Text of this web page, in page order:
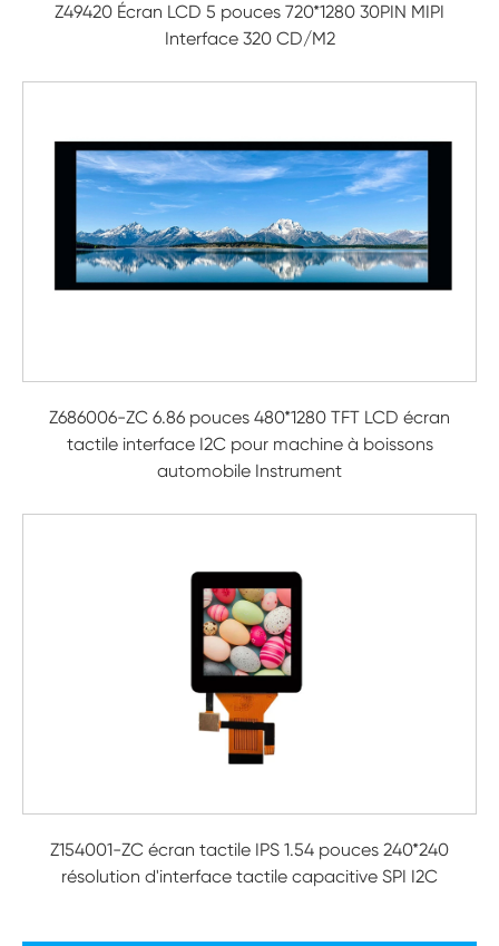
Z49420 Écran LCD 5 pouces 720*1280 30PIN MIPI
Interface 320 CD/M2
Z686006-ZC 6.86 pouces 480*1280 TFT LCD écran
tactile interface I2C pour machine à boissons
automobile Instrument
Z154001-ZC écran tactile IPS 1.54 pouces 240*240
résolution d'interface tactile capacitive SPI I2C